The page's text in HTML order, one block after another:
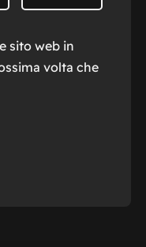
sito web in
volta che